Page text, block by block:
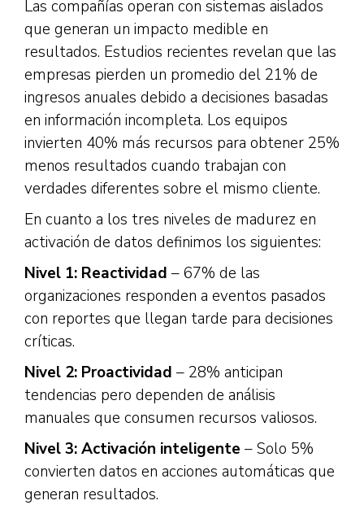
Las compañías operan con sistemas aislados
que generan un impacto medible en
resultados. Estudios recientes revelan que las
empresas pierden un promedio del 21% de
ingresos anuales debido a decisiones basadas
en información incompleta. Los equipos
invierten 40% más recursos para obtener 25%
menos resultados cuando trabajan con
verdades diferentes sobre el mismo cliente.
En cuanto a los tres niveles de madurez en
activación de datos definimos los siguientes:
Nivel 1: Reactividad – 67% de las
organizaciones responden a eventos pasados
con reportes que llegan tarde para decisiones
críticas.
Nivel 2: Proactividad – 28% anticipan
tendencias pero dependen de análisis
manuales que consumen recursos valiosos.
Nivel 3: Activación inteligente – Solo 5%
convierten datos en acciones automáticas que
generan resultados.